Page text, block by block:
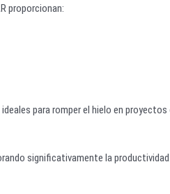
proporcionan:
para romper el hielo en proyectos
significativamente la